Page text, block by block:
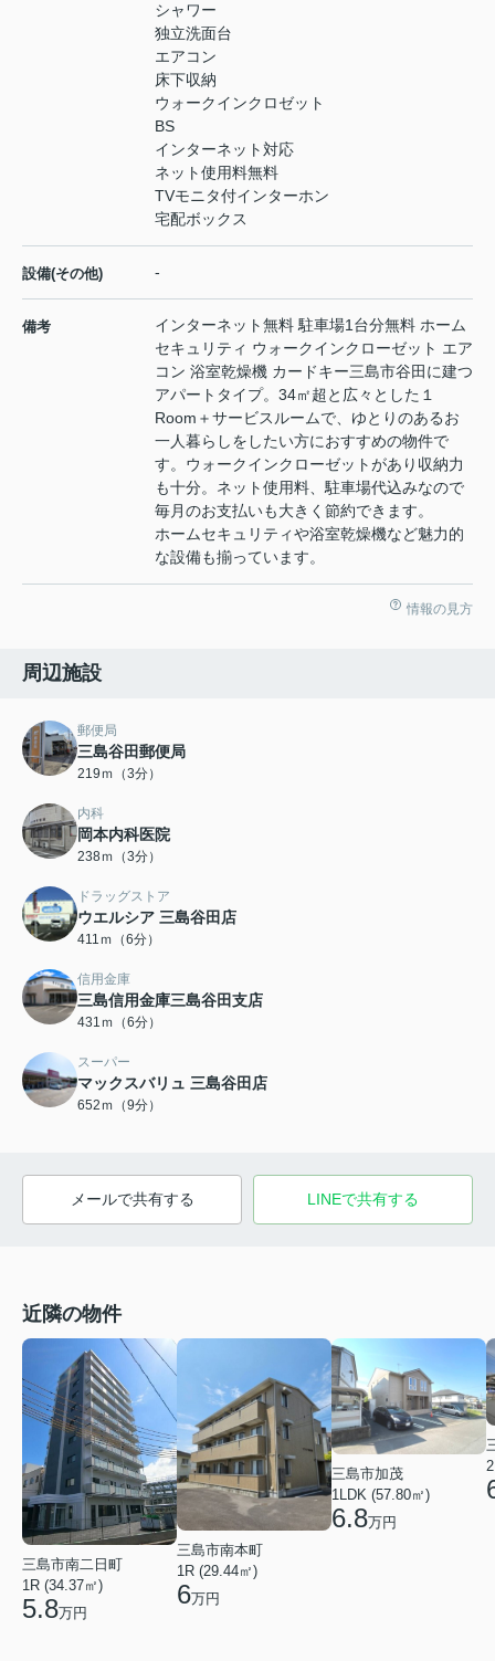
シャワー
独立洗面台
エアコン
床下収納
ウォークインクロゼット
BS
インターネット対応
ネット使用料無料
TVモニタ付インターホン
宅配ボックス
設備(その他) -
備考
インターネット無料 駐車場1台分無料 ホーム
セキュリティ ウォークインクローゼット エア
コン 浴室乾燥機 カードキー三島市谷田に建つ
アパートタイプ。34㎡超と広々とした１
Room＋サービスルームで、ゆとりのあるお
一人暮らしをしたい方におすすめの物件で
す。ウォークインクローゼットがあり収納力
も十分。ネット使用料、駐車場代込みなので
毎月のお支払いも大きく節約できます。
ホームセキュリティや浴室乾燥機など魅力的
な設備も揃っています。
情報の見方
周辺施設
郵便局
三島谷田郵便局
219ｍ（3分）
内科
岡本内科医院
238ｍ（3分）
ドラッグストア
ウエルシア 三島谷田店
411ｍ（6分）
信用金庫
三島信用金庫三島谷田支店
431ｍ（6分）
スーパー
マックスバリュ 三島谷田店
652ｍ（9分）
メールで共有する LINEで共有する
近隣の物件
三島市南二日町
1R (34.37㎡)
5.8万円
三島市南本町
1R (29.44㎡)
6万円
三島市加茂
1LDK (57.80㎡)
6.8万円